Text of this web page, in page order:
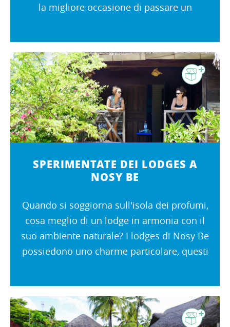
la migliore occasione di passare un
SPERIMENTATE DEI LODGES A
NOSY BE
Quando si soggiorna sull'isola dei profumi,
cosa meglio di un lodge in armonia con il
suo ambiente naturale? I lodges di Nosy Be
possiedono uno charme particolare, questi